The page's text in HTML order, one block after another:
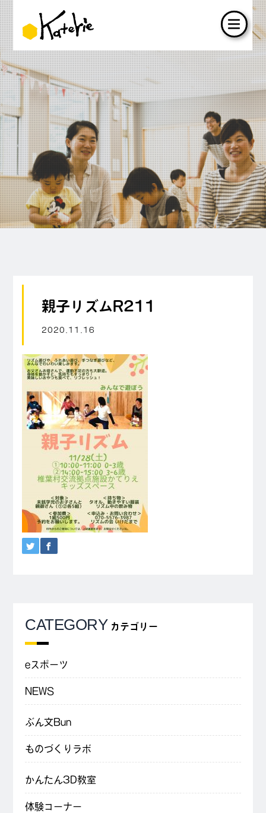
親子リズムR211
2020.11.16
CATEGORY カテゴリー
eスポーツ
NEWS
ぶん文Bun
ものづくりラボ
かんたん3D教室
体験コーナー